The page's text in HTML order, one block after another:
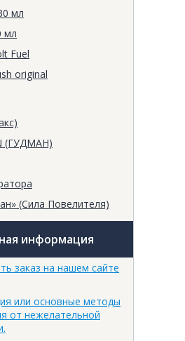
мл
мл
Fuel
original
(ГУДМАН)
(Сила Повелителя)
информация
заказ на нашем сайте
или основные методы
от нежелательной